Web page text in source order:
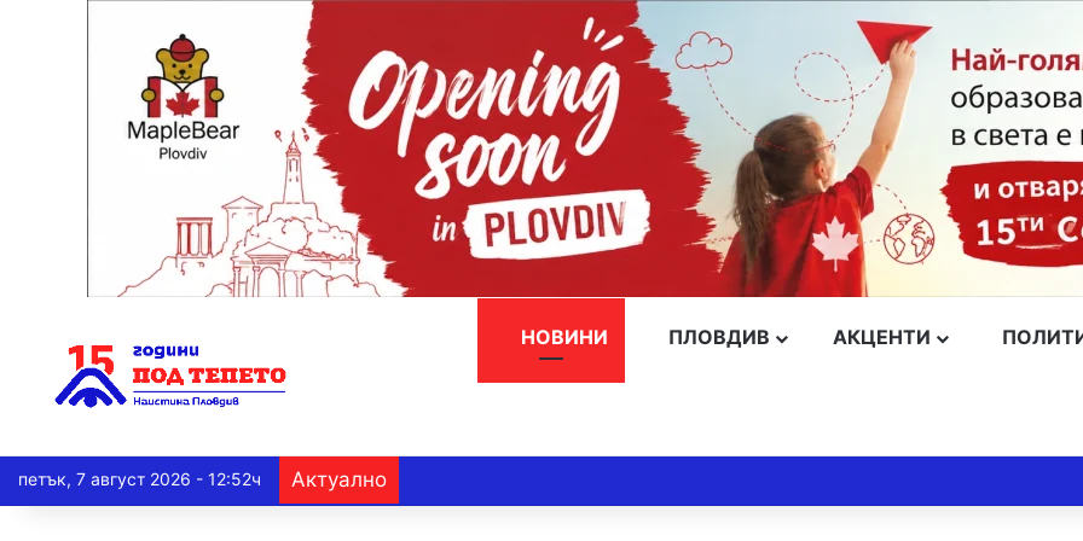
НОВИНИ ПЛОВДИВ АКЦЕНТИ
петък, 7 август 2026 - 12:52ч Актуално